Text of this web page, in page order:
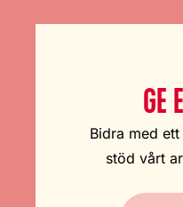
GE
Bidra med
stöd vårt